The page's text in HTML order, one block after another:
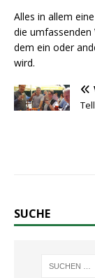
Alles in allem
die umfassenden
dem ein oder
wird.
SUCHE